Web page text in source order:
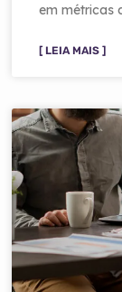
em métricas
[ LEIA MAIS ]